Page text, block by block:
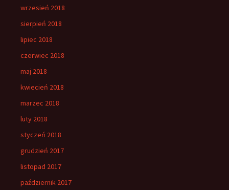
wrzesień 2018
sierpień 2018
lipiec 2018
czerwiec 2018
maj 2018
kwiecień 2018
marzec 2018
luty 2018
styczeń 2018
grudzień 2017
listopad 2017
październik 2017